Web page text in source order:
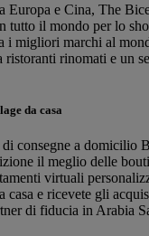
Europa e Cina, The
tutto il mondo per lo
i migliori marchi al
ristoranti rinomati e un
da casa
consegne a domicilio
il meglio delle
virtuali
casa e ricevete gli
di fiducia in Arabia